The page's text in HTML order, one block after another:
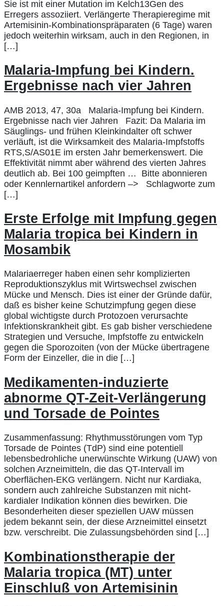
Sie ist mit einer Mutation im Kelch13Gen des
Erregers assoziiert. Verlängerte Therapieregime mit
Artemisinin-Kombinationspräparaten (6 Tage) waren
jedoch weiterhin wirksam, auch in den Regionen, in
[…]
Malaria-Impfung bei Kindern.
Ergebnisse nach vier Jahren
AMB 2013, 47, 30a Malaria-Impfung bei Kindern.
Ergebnisse nach vier Jahren Fazit: Da Malaria im
Säuglings- und frühen Kleinkindalter oft schwer
verläuft, ist die Wirksamkeit des Malaria-Impfstoffs
RTS,S/AS01E im ersten Jahr bemerkenswert. Die
Effektivität nimmt aber während des vierten Jahres
deutlich ab. Bei 100 geimpften … Bitte abonnieren
oder Kennlernartikel anfordern –> Schlagworte zum
[…]
Erste Erfolge mit Impfung gegen
Malaria tropica bei Kindern in
Mosambik
Malariaerreger haben einen sehr komplizierten
Reproduktionszyklus mit Wirtswechsel zwischen
Mücke und Mensch. Dies ist einer der Gründe dafür,
daß es bisher keine Schutzimpfung gegen diese
global wichtigste durch Protozoen verursachte
Infektionskrankheit gibt. Es gab bisher verschiedene
Strategien und Versuche, Impfstoffe zu entwickeln
gegen die Sporozoiten (von der Mücke übertragene
Form der Einzeller, die in die […]
Medikamenten-induzierte
abnorme QT-Zeit-Verlängerung
und Torsade de Pointes
Zusammenfassung: Rhythmusstörungen vom Typ
Torsade de Pointes (TdP) sind eine potentiell
lebensbedrohliche unerwünschte Wirkung (UAW) von
solchen Arzneimitteln, die das QT-Intervall im
Oberflächen-EKG verlängern. Nicht nur Kardiaka,
sondern auch zahlreiche Substanzen mit nicht-
kardialer Indikation können dies bewirken. Die
Besonderheiten dieser speziellen UAW müssen
jedem bekannt sein, der diese Arzneimittel einsetzt
bzw. verschreibt. Die Zulassungsbehörden sind […]
Kombinationstherapie der
Malaria tropica (MT) unter
Einschluß von Artemisinin